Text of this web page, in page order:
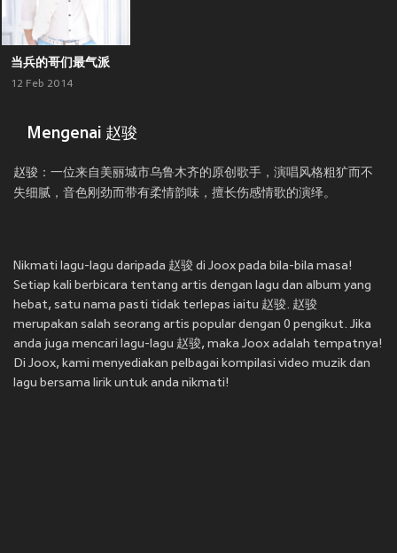
当兵的哥们最气派
12 Feb 2014
Mengenai 赵骏
赵骏：一位来自美丽城市乌鲁木齐的原创歌手，演唱风格粗犷而不
失细腻，音色刚劲而带有柔情韵味，擅长伤感情歌的演绎。
Nikmati lagu-lagu daripada 赵骏 di Joox pada bila-bila masa!
Setiap kali berbicara tentang artis dengan lagu dan album yang
hebat, satu nama pasti tidak terlepas iaitu 赵骏. 赵骏
merupakan salah seorang artis popular dengan 0 pengikut. Jika
anda juga mencari lagu-lagu 赵骏, maka Joox adalah tempatnya!
Di Joox, kami menyediakan pelbagai kompilasi video muzik dan
lagu bersama lirik untuk anda nikmati!